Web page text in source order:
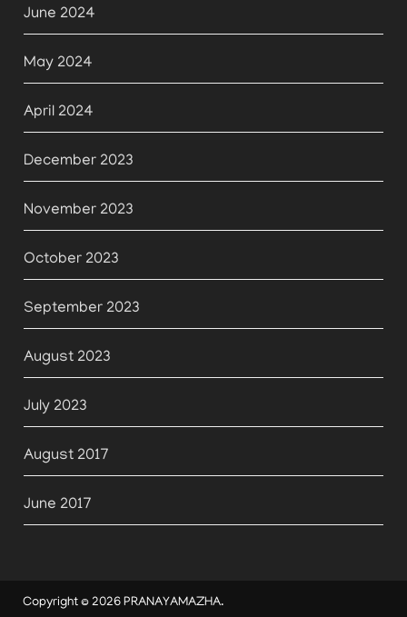
June 2024
May 2024
April 2024
December 2023
November 2023
October 2023
September 2023
August 2023
July 2023
August 2017
June 2017
Copyright © 2026 PRANAYAMAZHA.